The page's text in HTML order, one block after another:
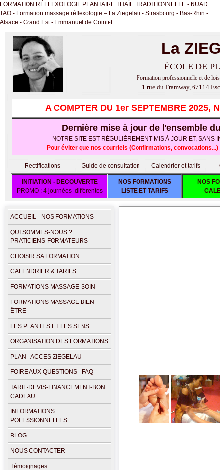
FORMATION RÉFLEXOLOGIE PLANTAIRE THAÏE TRADITIONNELLE - NUAD
TAO - Formation massage réflexologie – La Ziegelau - Strasbourg - Bas-Rhin -
Alsace - Grand Est - Emmanuel de Cointet
La
ÉCOLE DE
Formation professionnelle et de
1 rue du Tramway, 67114
A COMPTER DU 1er SEPTEMBRE 2025,
Dernière mise à jour de l'ensemble
NOTRE SITE EST RÉGULIÈREMENT MIS À JOUR ET,
Pour éviter que nos courriels (Confirmations,
Rectifications Guide de consultation Calendrier et tarifs
INITIATION - DECOUVERTE
PROMO : 4 journées différentes
NOS FORMATIONS
LISTE ET TARIFS
NOS
ACCUEIL - NOS FORMATIONS
QUI SOMMES-NOUS ?
PRATICIENS-FORMATEURS
CHOISIR SA FORMATION
CALENDRIER & TARIFS
FORMATIONS MASSAGE-SOIN
FORMATIONS MASSAGE BIEN-
ÊTRE
LES PLANTES ET LES SENS
ORGANISATION DES FORMATIONS
PLAN - ACCES ZIEGELAU
FOIRE AUX QUESTIONS - FAQ
TARIF-DEVIS-FINANCEMENT-BON
CADEAU
INFORMATIONS
POFESSIONNELLES
BLOG
NOUS CONTACTER
Témoignages